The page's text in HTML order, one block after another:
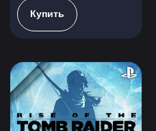
Купить